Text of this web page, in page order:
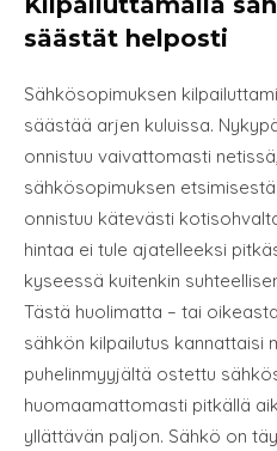
säästät helposti
Sähkösopimuksen
säästää arjen kuluissa.
onnistuu vaivattomasti
sähkösopimuksen
onnistuu kätevästi
hintaa ei tule ajatelleeksi
kyseessä kuitenkin
Tästä huolimatta – tai
sähkön kilpailutus kannattaisi
puhelinmyyjältä ostettu
huomaamattomasti pitkällä
yllättävän paljon. Sähkö on